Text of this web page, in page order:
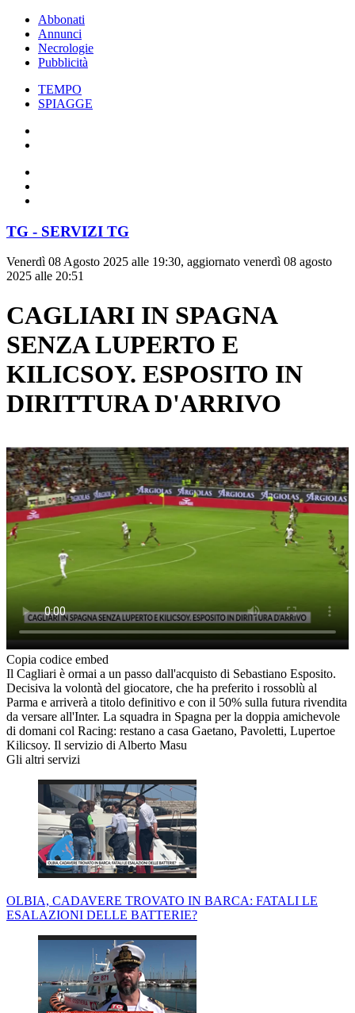
Abbonati
Annunci
Necrologie
Pubblicità
TEMPO
SPIAGGE
TG - SERVIZI TG
Venerdì 08 Agosto 2025 alle 19:30, aggiornato venerdì 08 agosto
2025 alle 20:51
CAGLIARI IN SPAGNA
SENZA LUPERTO E
KILICSOY. ESPOSITO IN
DIRITTURA D'ARRIVO
Copia codice embed
Il Cagliari è ormai a un passo dall'acquisto di Sebastiano Esposito.
Decisiva la volontà del giocatore, che ha preferito i rossoblù al
Parma e arriverà a titolo definitivo e con il 50% sulla futura rivendita
da versare all'Inter. La squadra in Spagna per la doppia amichevole
di domani col Racing: restano a casa Gaetano, Pavoletti, Lupertoe
Kilicsoy. Il servizio di Alberto Masu
Gli altri servizi
OLBIA, CADAVERE TROVATO IN BARCA: FATALI LE
ESALAZIONI DELLE BATTERIE?